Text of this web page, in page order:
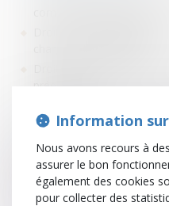
préemption
renouvellement ou loyer
Baux d’habitation :
recouvrement, expulsion,
Droit et contentieux de
expertise, garantie
Information
Nous avons recours à
assurer le bon
également des cookies
pour collecter des